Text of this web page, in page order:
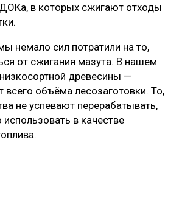
в которых сжигают отходы
немало сил потратили на то,
от сжигания мазута. В нашем
древесины —
всего объёма лесозаготовки. То,
не успевают перерабатывать,
в качестве